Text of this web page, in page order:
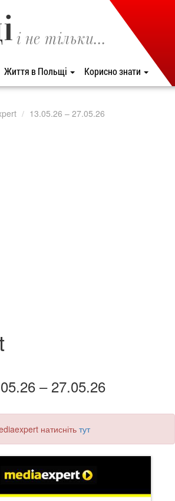
і не тільки...
Життя в Польщі Корисно знати
13.05.26 – 27.05.26
– 27.05.26
натисніть тут